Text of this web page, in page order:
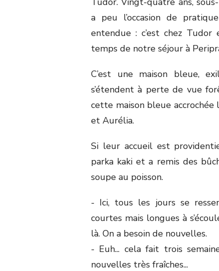
a peu l’occasion de
entendue : c’est chez
temps de notre séjour à
C’est une maison bleue,
s’étendent à perte de vue
cette maison bleue
et Aurélia.
Si leur accueil est
parka kaki et a remis des
soupe au poisson.
- Ici, tous les jours se
courtes mais longues à
là. On a besoin de nouvelles.
- Euh... cela fait trois
nouvelles très fraîches...